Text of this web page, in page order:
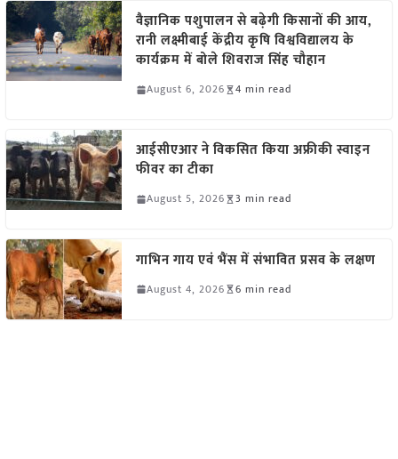
वैज्ञानिक पशुपालन से बढ़ेगी किसानों की आय,
रानी लक्ष्मीबाई केंद्रीय कृषि विश्वविद्यालय के
कार्यक्रम में बोले शिवराज सिंह चौहान
August 6, 2026 4 min read
आईसीएआर ने विकसित किया अफ्रीकी स्वाइन
फीवर का टीका
August 5, 2026 3 min read
गाभिन गाय एवं भैंस में संभावित प्रसव के लक्षण
August 4, 2026 6 min read